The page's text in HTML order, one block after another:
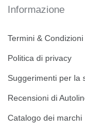
Informazione
Termini & Condizioni
Politica di privacy
Suggerimenti per la
Recensioni di
Catalogo dei marchi